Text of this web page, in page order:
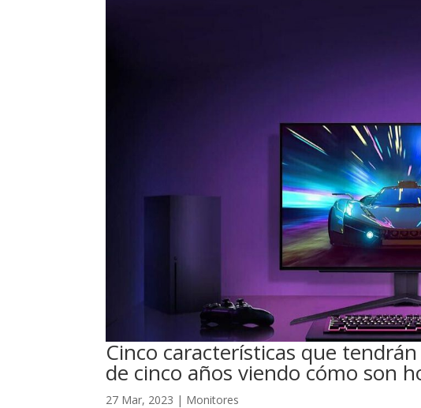
Cinco características que
de cinco años viendo cómo son
27 Mar, 2023 | Monitores